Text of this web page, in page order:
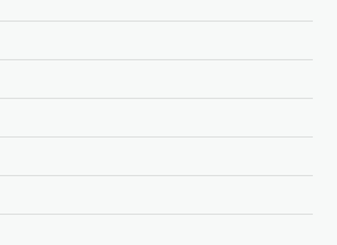
നയത്തിനെതിരെ രൂക്ഷ
ഭക്ഷ്യവിളകൾ ഇന്ധന
വ്യാപകമായി
ബാധിക്കുമെന്നാണ്